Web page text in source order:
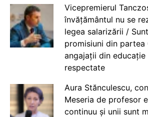
Vicepremierul
învățământul nu se
legea salarizării /
promisiuni din partea
angajații din
respectate
Aura Stănculescu,
Meseria de profesor
continuu și unii sunt